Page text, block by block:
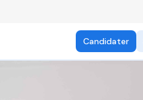
Candidater